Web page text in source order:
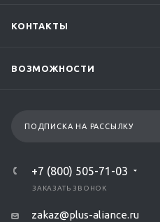
КОНТАКТЫ
ВОЗМОЖНОСТИ
ПОДПИСКА НА РАССЫЛКУ
+7 (800) 505-71-03
ЗАКАЗАТЬ ЗВОНОК
zakaz@plus-aliance.ru